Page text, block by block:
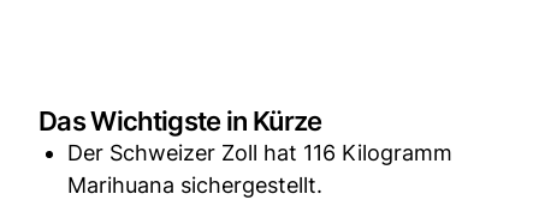
Das Wichtigste in Kürze
Der Schweizer Zoll hat 116 Kilogramm
Marihuana sichergestellt.